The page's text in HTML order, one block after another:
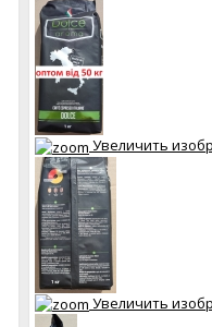
Увеличить
Увеличить